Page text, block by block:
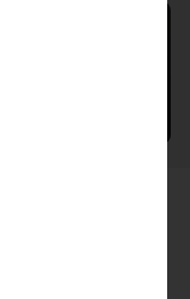
hier mehr: